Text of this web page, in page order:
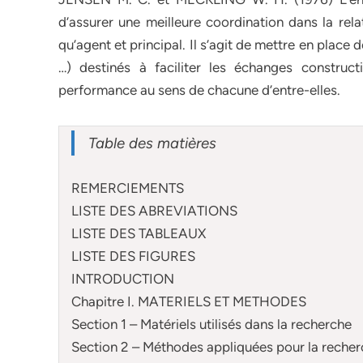
d’assurer une meilleure coordination dans la
qu’agent et principal. Il s’agit de mettre en
…) destinés à faciliter les échanges
performance au sens de chacune d’entre-elles.
Table des matières
REMERCIEMENTS
LISTE DES ABREVIATIONS
LISTE DES TABLEAUX
LISTE DES FIGURES
INTRODUCTION
Chapitre I. MATERIELS ET METHODES
Section 1 – Matériels utilisés dans la recherche
Section 2 – Méthodes appliquées pour la